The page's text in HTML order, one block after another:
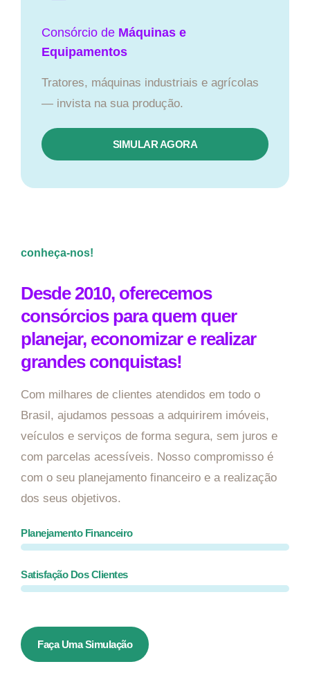
Consórcio de Máquinas e
Equipamentos
Tratores, máquinas industriais e agrícolas
— invista na sua produção.
SIMULAR AGORA
conheça-nos!
Desde 2010, oferecemos
consórcios para quem quer
planejar, economizar e realizar
grandes conquistas!
Com milhares de clientes atendidos em todo o
Brasil, ajudamos pessoas a adquirirem imóveis,
veículos e serviços de forma segura, sem juros e
com parcelas acessíveis. Nosso compromisso é
com o seu planejamento financeiro e a realização
dos seus objetivos.
Planejamento Financeiro
Satisfação Dos Clientes
Faça Uma Simulação